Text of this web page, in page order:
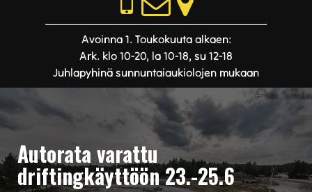
Avoinna 1. Toukokuuta alkaen:
Ark. klo 10-20, la 10-18, su 12-18
Juhlapyhinä sunnuntaiaukiolojen mukaan
Autorata varattu
driftingkäyttöön 23.-25.6